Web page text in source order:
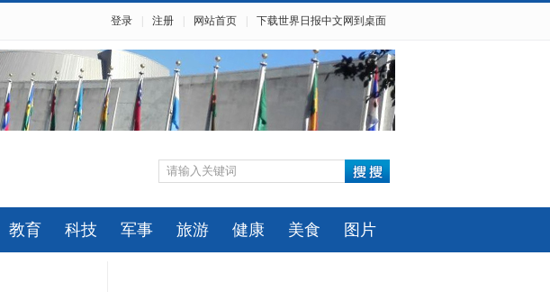
登录 注册 网站首页 下载世界日报中文网到桌面
教育 科技 军事 旅游 健康 美食 图片